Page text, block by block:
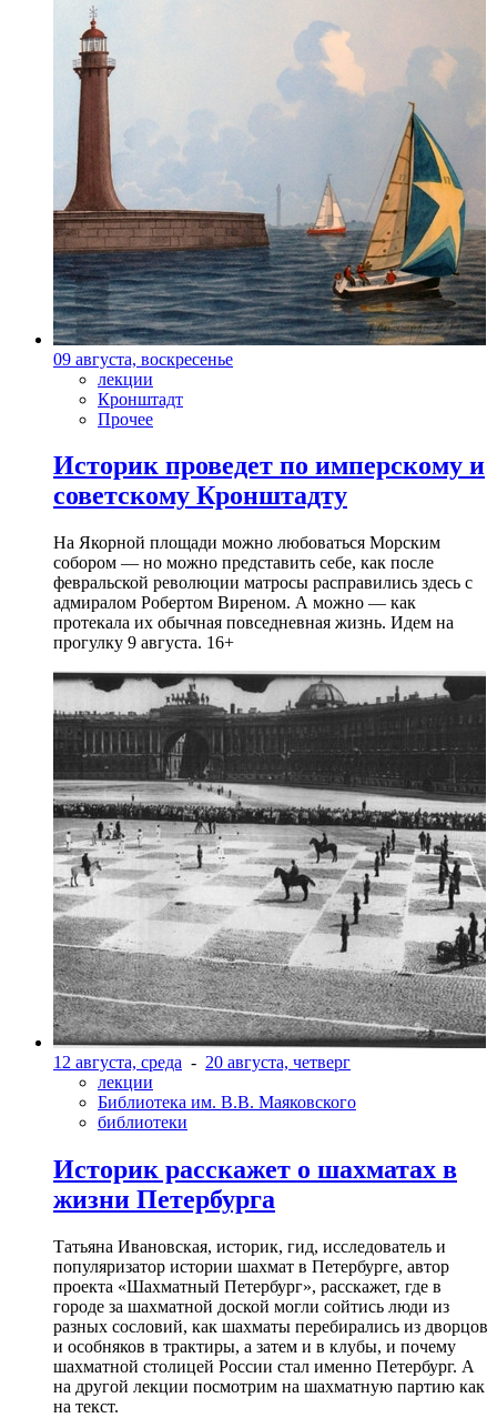
09 августа, воскресенье
лекции
Кронштадт
Прочее
Историк проведет по имперскому и
советскому Кронштадту
На Якорной площади можно любоваться Морским
собором — но можно представить себе, как после
февральской революции матросы расправились здесь с
адмиралом Робертом Виреном. А можно — как
протекала их обычная повседневная жизнь. Идем на
прогулку 9 августа. 16+
12 августа, среда - 20 августа, четверг
лекции
Библиотека им. В.В. Маяковского
библиотеки
Историк расскажет о шахматах в
жизни Петербурга
Татьяна Ивановская, историк, гид, исследователь и
популяризатор истории шахмат в Петербурге, автор
проекта «Шахматный Петербург», расскажет, где в
городе за шахматной доской могли сойтись люди из
разных сословий, как шахматы перебирались из дворцов
и особняков в трактиры, а затем и в клубы, и почему
шахматной столицей России стал именно Петербург. А
на другой лекции посмотрим на шахматную партию как
на текст.